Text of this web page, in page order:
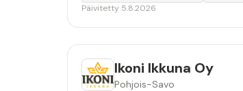
Päivitetty 5.8.2026
Ikoni Ikkuna Oy
Pohjois-Savo